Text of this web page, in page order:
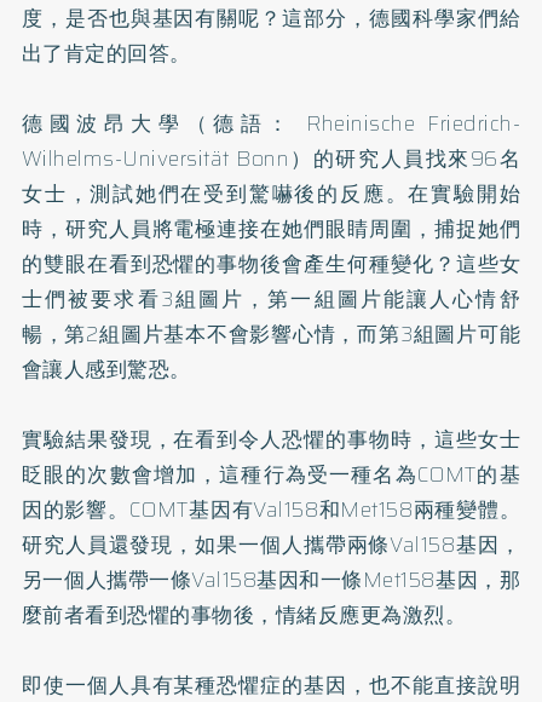
度，是否也與基因有關呢？這部分，德國科學家們給
出了肯定的回答。
德國波昂大學（德語： Rheinische Friedrich-
Wilhelms-Universität Bonn）的研究人員找來96名
女士，測試她們在受到驚嚇後的反應。在實驗開始
時，研究人員將電極連接在她們眼睛周圍，捕捉她們
的雙眼在看到恐懼的事物後會產生何種變化？這些女
士們被要求看3組圖片，第一組圖片能讓人心情舒
暢，第2組圖片基本不會影響心情，而第3組圖片可能
會讓人感到驚恐。
實驗結果發現，在看到令人恐懼的事物時，這些女士
眨眼的次數會增加，這種行為受一種名為COMT的基
因的影響。COMT基因有Val158和Met158兩種變體。
研究人員還發現，如果一個人攜帶兩條Val158基因，
另一個人攜帶一條Val158基因和一條Met158基因，那
麼前者看到恐懼的事物後，情緒反應更為激烈。
即使一個人具有某種恐懼症的基因，也不能直接說明